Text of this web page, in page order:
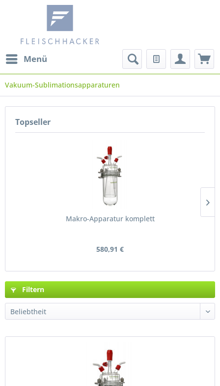
Menü
Vakuum-Sublimationsapparaturen
Topseller
Makro-Apparatur komplett
580,91 €
Filtern